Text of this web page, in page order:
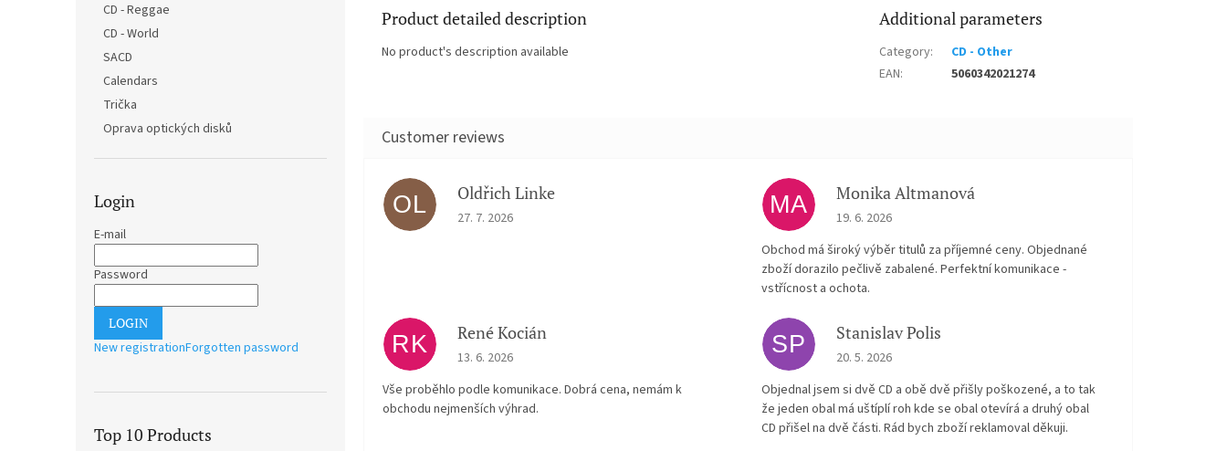
CD - Reggae
CD - World
SACD
Calendars
Trička
Oprava optických disků
Login
E-mail
Password
LOGIN
New registrationForgotten password
Top 10 Products
Product detailed description
No product's description available
Additional parameters
Category:
CD - Other
EAN: 5060342021274
OL Oldřich Linke
The store rating is 5 out of 5 stars.
27. 7. 2026 MA Monika Altmanová
The store rating is 5 out of 5 stars.
19. 6. 2026
Obchod má široký výběr titulů za příjemné ceny. Objednané
zboží dorazilo pečlivě zabalené. Perfektní komunikace -
vstřícnost a ochota.
RK René Kocián
The store rating is 5 out of 5 stars.
13. 6. 2026
Vše proběhlo podle komunikace. Dobrá cena, nemám k
obchodu nejmenších výhrad.
SP Stanislav Polis
The store rating is 2 out of 5 stars.
20. 5. 2026
Objednal jsem si dvě CD a obě dvě přišly poškozené, a to tak
že jeden obal má uštíplí roh kde se obal otevírá a druhý obal
CD přišel na dvě části. Rád bych zboží reklamoval děkuji.